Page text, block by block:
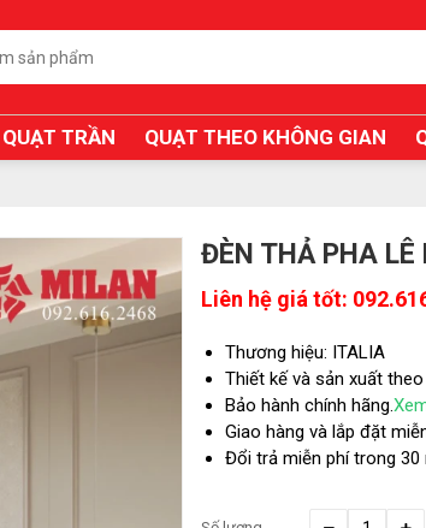
TRẦN QUẠT THEO KHÔNG GIAN
ĐÈN THẢ PHA LÊ
Liên hệ giá tốt:
Thương hiệu: ITALIA
Thiết kế và sản xuất
Bảo hành chính hãng.
Giao hàng và lắp đặt
Đổi trả miễn phí trong 30